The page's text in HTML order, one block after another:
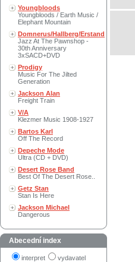
Youngbloods
Youngbloods / Earth Music /
Elephant Mountain
Domnerus/Hallberg/Erstand
Jazz At The Pawnshop -
30th Anniversary
3xSACD+DVD
Prodigy
Music For The Jilted
Generation
Jackson Alan
Freight Train
V/A
Klezmer Music 1908-1927
Bartos Karl
Off The Record
Depeche Mode
Ultra (CD + DVD)
Desert Rose Band
Best Of The Desert Rose..
Getz Stan
Stan Is Here
Jackson Michael
Dangerous
Abecední index
interpret vydavatel